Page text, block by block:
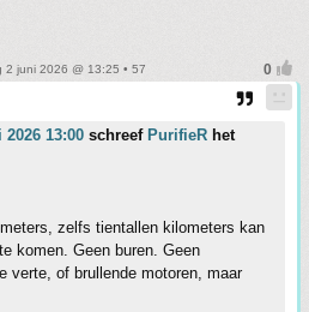
2 juni 2026 @ 13:25 • 57
13:00 schreef PurifieR het
zelfs tientallen kilometers kan
komen. Geen buren. Geen
verte, of brullende motoren, maar